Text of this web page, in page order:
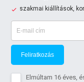
szakmai kiállítások,
Feliratkozás
Elmúltam 16 éves,